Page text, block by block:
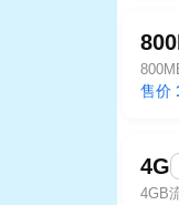
售价
4G
4GB